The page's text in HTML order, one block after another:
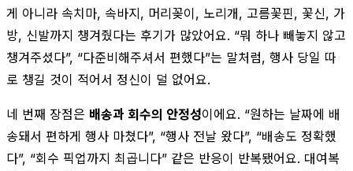
게 아니라 속치마, 속바지, 머리꽂이, 노리개, 고름꽃핀, 꽃신, 가
방, 신발까지 챙겨줬다는 후기가 많았어요. “뭐 하나 빼놓지 않고
챙겨주셨다”, “다준비해주셔서 편했다”는 말처럼, 행사 당일 따
로 챙길 것이 적어서 정신이 덜 없어요.
네 번째 장점은 배송과 회수의 안정성이에요. “원하는 날짜에 배
송돼서 편하게 행사 마쳤다”, “행사 전날 왔다”, “배송도 정확했
다”, “회수 픽업까지 최곱니다” 같은 반응이 반복됐어요. 대여복